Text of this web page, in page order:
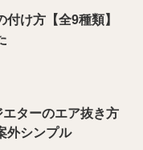
付け方【全9種類】
エターのエア抜き方
外シンプル